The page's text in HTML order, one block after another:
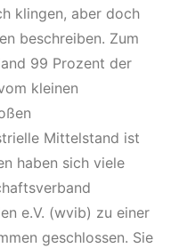
klingen, aber doch
beschreiben. Zum
99 Prozent der
kleinen
Mittelstand ist
haben sich viele
e.V. (wvib) zu einer
geschlossen. Sie